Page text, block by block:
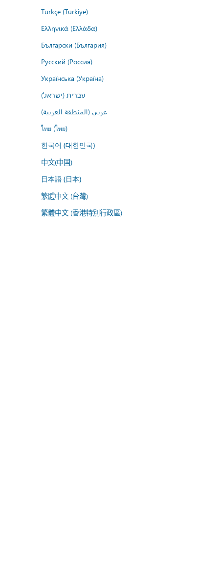
Türkçe (Türkiye)
Ελληνικά (Ελλάδα)
Български (България)
Русский (Россия)
Українська (Україна)
עברית (ישראל)
عربي (المنطقة العربية)
ไทย (ไทย)
한국어 (대한민국)
中文(中国)
日本語 (日本)
繁體中文 (台灣)
繁體中文 (香港特別行政區)